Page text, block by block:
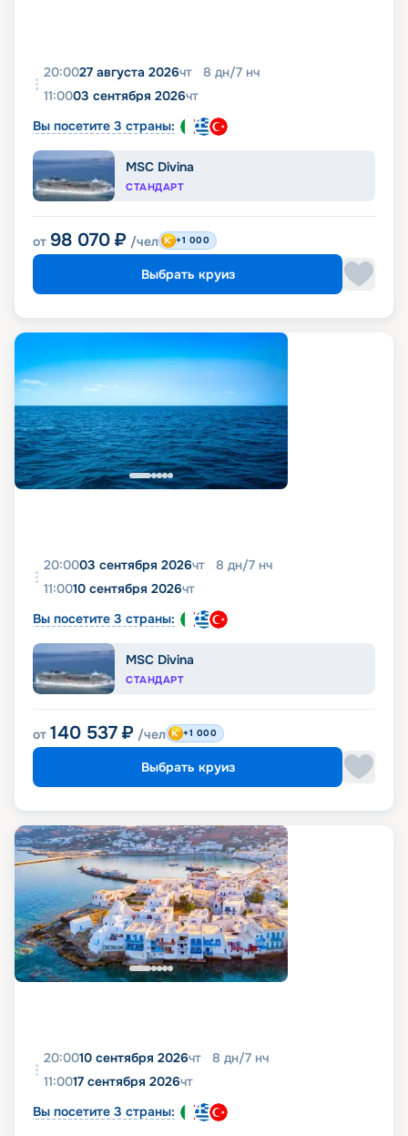
20:0027 августа 2026чт 8 дн/7 нч
11:0003 сентября 2026чт
Вы посетите 3 страны:
MSC Divina
СТАНДАРТ
от 98 070 ₽ /чел +1 000
Выбрать круиз
20:0003 сентября 2026чт 8 дн/7 нч
11:0010 сентября 2026чт
Вы посетите 3 страны:
MSC Divina
СТАНДАРТ
от 140 537 ₽ /чел +1 000
Выбрать круиз
20:0010 сентября 2026чт 8 дн/7 нч
11:0017 сентября 2026чт
Вы посетите 3 страны: